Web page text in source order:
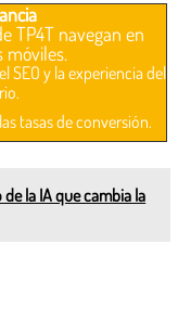
TP4T navegan en
móviles.
SEO y la experiencia del
tasas de conversión.
la IA que cambia la